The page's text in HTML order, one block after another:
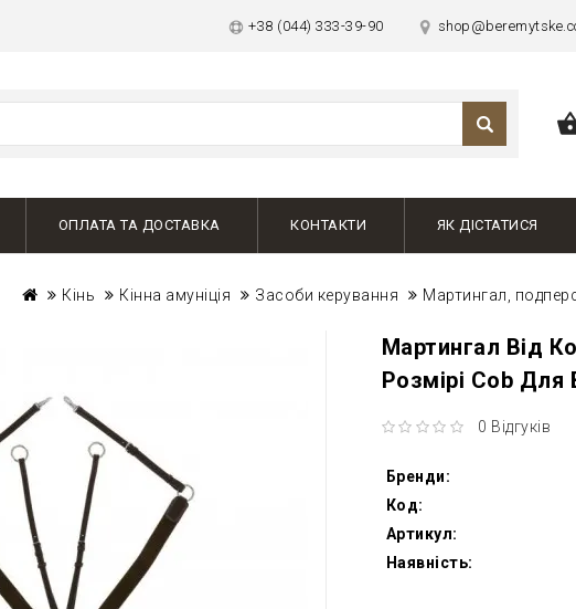
+38 (044) 333-39-90
ОПЛАТА ТА ДОСТАВКА КОНТАКТИ ЯК ДІСТАТИСЯ
Кінь Кінна амуніція Засоби керування Мартингал,
Мартингал Від
Розмірі Cob
0 Відгуків
Бренди:
Код:
Артикул:
Наявність: